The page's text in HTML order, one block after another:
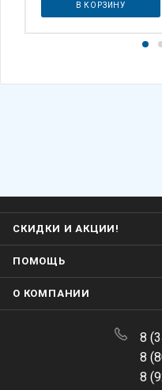
В КОРЗИНУ
СКИДКИ И АКЦИИ!
ПОМОЩЬ
О КОМПАНИИ
8
8
8